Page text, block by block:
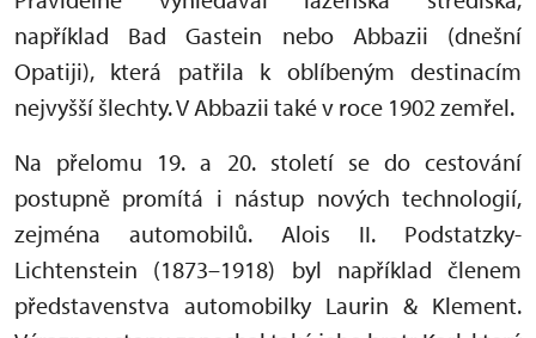
například Bad Gastein nebo Abbazii (dnešní
Opatiji), která patřila k oblíbeným destinacím
nejvyšší šlechty. V Abbazii také v roce 1902 zemřel.
Na přelomu 19. a 20. století se do cestování
postupně promítá i nástup nových technologií,
zejména automobilů. Alois II. Podstatzky-
Lichtenstein (1873–1918) byl například členem
představenstva automobilky Laurin & Klement.